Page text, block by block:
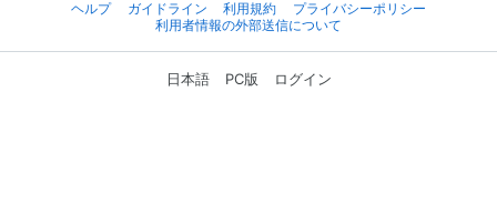
ヘルプ
ガイドライン 利用規約
プライバシーポリシー
利用者情報の外部送信について
日本語 PC版 ログイン